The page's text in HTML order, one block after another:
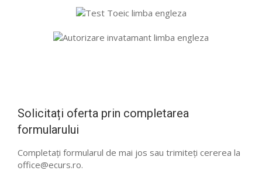
Solicitați oferta prin completarea
formularului
Completați formularul de mai jos sau trimiteți cererea la
office@ecurs.ro.